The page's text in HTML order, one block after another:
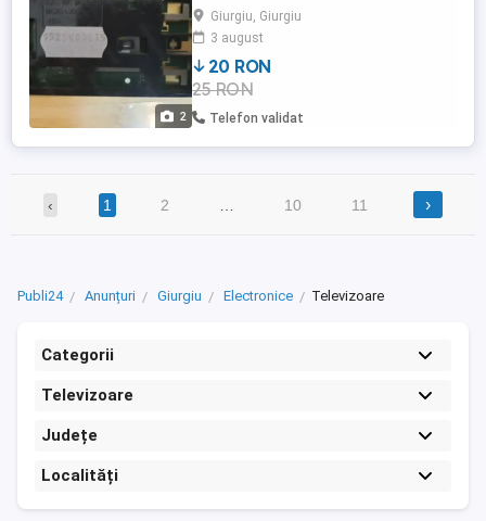
2
43UK6200PLA, cu probleme la display și
este funcțional. În țară trimit contracost
prin curier pentru încă 20 lei în plus.
Giurgiu, Giurgiu
3 august
20 RON
25 RON
Telefon validat
‹ 1 2 10 11 ›
Publi24 Anunțuri Giurgiu Electronice Televizoare
Categorii
Televizoare
Județe
Localități